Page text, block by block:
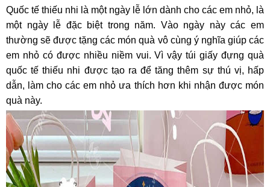
Quốc tế thiếu nhi là một ngày lễ lớn dành cho các em nhỏ, là
một ngày lễ đặc biệt trong năm. Vào ngày này các em
thường sẽ được tặng các món quà vô cùng ý nghĩa giúp các
em nhỏ có được nhiều niềm vui. Vì vậy túi giấy đựng quà
quốc tế thiếu nhi được tạo ra để tăng thêm sự thú vị, hấp
dẫn, làm cho các em nhỏ ưa thích hơn khi nhận được món
quà này.